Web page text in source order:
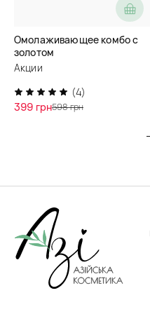
Омолаживающее комбо с
золотом
Акции
(4)
399 грн598 грн